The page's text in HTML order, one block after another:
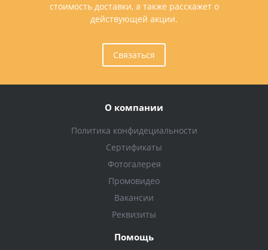
стоимость доставки, а также расскажет о
действующей акции.
Связаться
О компании
Политика конфидециальности
Сертификаты
Фотогалерея
Промовидео
Вакансии
Реквизиты
Помощь